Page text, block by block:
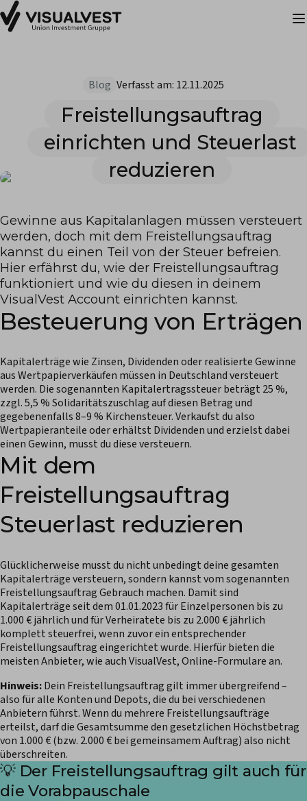
Blog Verfasst am: 12.11.2025
Freistellungsauftrag
einrichten und Steuerlast
reduzieren
Gewinne aus Kapitalanlagen müssen versteuert
werden, doch mit dem Freistellungsauftrag
kannst du einen Teil von der Steuer befreien.
Hier erfährst du, wie der Freistellungsauftrag
funktioniert und wie du diesen in deinem
VisualVest Account einrichten kannst.
Besteuerung von Erträgen
Kapitalerträge wie Zinsen, Dividenden oder realisierte Gewinne
aus Wertpapierverkäufen müssen in Deutschland versteuert
werden. Die sogenannten Kapitalertragssteuer beträgt 25 %,
zzgl. 5,5 % Solidaritätszuschlag auf diesen Betrag und
gegebenenfalls 8–9 % Kirchensteuer. Verkaufst du also
Wertpapieranteile oder erhältst Dividenden und erzielst dabei
einen Gewinn, musst du diese versteuern.
Mit dem
Freistellungsauftrag
Steuerlast reduzieren
Glücklicherweise musst du nicht unbedingt deine gesamten
Kapitalerträge versteuern, sondern kannst vom sogenannten
Freistellungsauftrag Gebrauch machen. Damit sind
Kapitalerträge seit dem 01.01.2023 für Einzelpersonen bis zu
1.000 € jährlich und für Verheiratete bis zu 2.000 € jährlich
komplett steuerfrei, wenn zuvor ein entsprechender
Freistellungsauftrag eingerichtet wurde. Hierfür bieten die
meisten Anbieter, wie auch VisualVest, Online-Formulare an.
Hinweis:Dein Freistellungsauftrag gilt immer übergreifend –
also für alle Konten und Depots, die du bei verschiedenen
Anbietern führst. Wenn du mehrere Freistellungsaufträge
erteilst, darf die Gesamtsumme den gesetzlichen Höchstbetrag
von 1.000 € (bzw. 2.000 € bei gemeinsamem Auftrag) also nicht
überschreiten.
💡 Der Freistellungsauftrag gilt auch für
die Vorabpauschale